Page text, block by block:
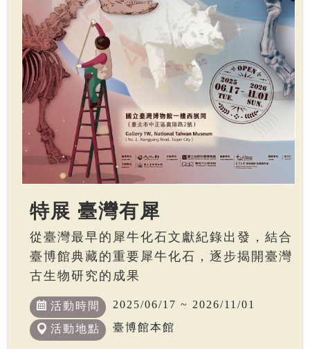
特展 臺灣有犀
從臺灣最早的犀牛化石文獻紀錄出發，結合
臺博館典藏的重要犀牛化石，逐步揭開臺灣
古生物研究的成果
活動時間 2025/06/17 ~ 2026/11/01
活動地點 臺博館本館